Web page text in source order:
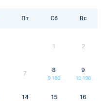
Пт Сб Вс
1 2
7 8
9 180
9
10 196
14 15 16